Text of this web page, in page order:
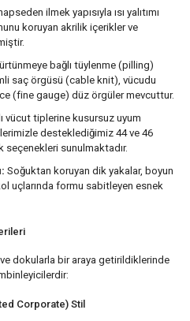
ilmek yapısıyla ısı yalıtımı
koruyan akrilik içerikler ve
bağlı tüylenme (pilling)
saç örgüsü (cable knit), vücudu
(fine gauge) düz örgüler mevcuttur.
vücut tiplerine kusursuz uyum
desteklediğimiz 44 ve 46
sunulmaktadır.
Soğuktan koruyan dik yakalar, boyun
uçlarında formu sabitleyen esnek
dokularla bir araya getirildiklerinde
Corporate) Stil